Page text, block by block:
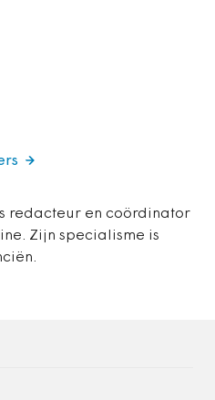
redacteur en coördinator
Zijn specialisme is